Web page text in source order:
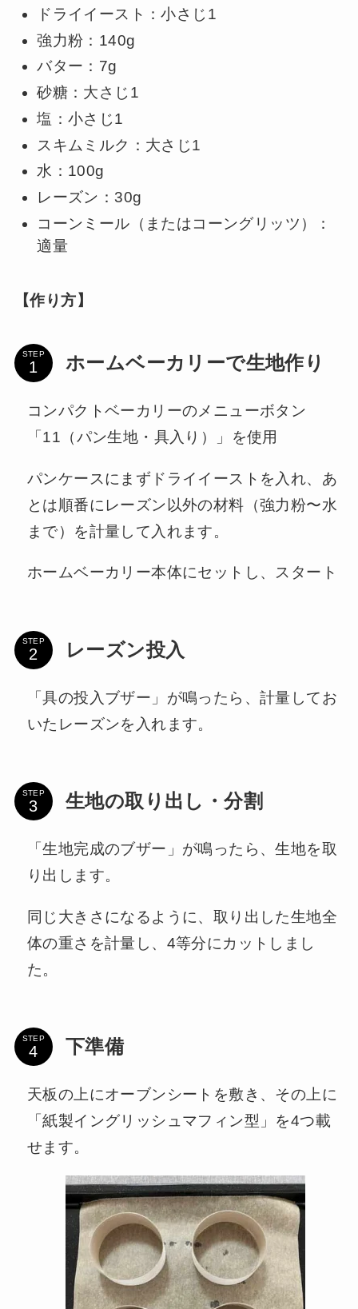
ドライイースト：小さじ1
強力粉：140g
バター：7g
砂糖：大さじ1
塩：小さじ1
スキムミルク：大さじ1
水：100g
レーズン：30g
コーンミール（またはコーングリッツ）：
適量
【作り方】
STEP ホームベーカリーで生地作り
コンパクトベーカリーのメニューボタン
「11（パン生地・具入り）」を使用
パンケースにまずドライイーストを入れ、あ
とは順番にレーズン以外の材料（強力粉〜水
まで）を計量して入れます。
ホームベーカリー本体にセットし、スタート
STEP レーズン投入
「具の投入ブザー」が鳴ったら、計量してお
いたレーズンを入れます。
STEP 生地の取り出し・分割
「生地完成のブザー」が鳴ったら、生地を取
り出します。
同じ大きさになるように、取り出した生地全
体の重さを計量し、4等分にカットしまし
た。
STEP 下準備
天板の上にオーブンシートを敷き、その上に
「紙製イングリッシュマフィン型」を4つ載
せます。